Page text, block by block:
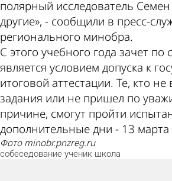
полярный исследователь
другие», - сообщили в пресс-
регионального минобра.
С этого учебного года зачет
является условием допуска к
итоговой аттестации. Те, кто
задания или не пришел по
причине, смогут пройти
дополнительные дни - 13 марта
фото minobr.pnzreg.ru
собеседование ученик школа